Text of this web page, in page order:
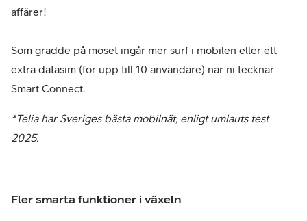
affärer!
Som grädde på moset ingår mer surf i mobilen eller ett
extra datasim (för upp till 10 användare) när ni tecknar
Smart Connect.
*Telia har Sveriges bästa mobilnät, enligt umlauts test
2025.
Fler smarta funktioner i växeln